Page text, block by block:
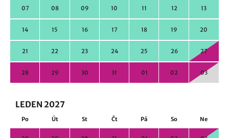
07 08 09 10 11 12 13
14 15 16 17 18 19 20
21 22 23 24 25 26 27
28 29 30 31 01 02 03
LEDEN 2027
Po Út St Čt Pá So Ne